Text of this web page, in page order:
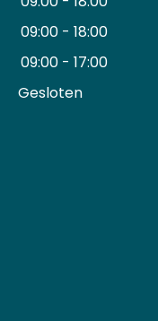
09:00 - 18:00
09:00 - 17:00
Gesloten ​ ​ ​ ​ ​ ​ ​